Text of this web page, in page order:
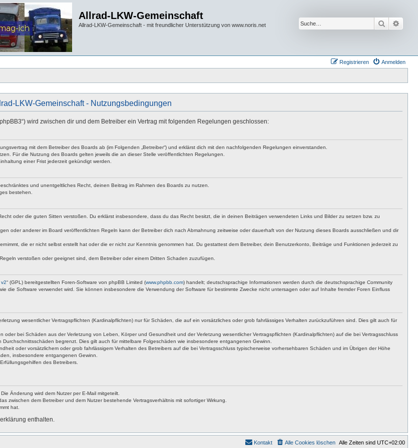
Allrad-LKW-Gemeinschaft
Allrad-LKW-Gemeinschaft - mit freundlicher Unterstützung von www.noris.net Suche
Anmelden
Registrieren
LKW-Gemeinschaft - Nutzungsbedingungen
wird zwischen dir und dem Betreiber ein Vertrag mit folgenden Regelungen geschlossen:
mit dem Betreiber des Boards ab (im Folgenden „Betreiber“) und erklärst dich mit den nachfolgenden Regelungen einverstanden.
Für die Nutzung des Boards gelten jeweils die an dieser Stelle veröffentlichten Regelungen.
einer Frist jederzeit gekündigt werden.
und unentgeltliches Recht, deinen Beitrag im Rahmen des Boards zu nutzen.
bestehen.
oder die guten Sitten verstoßen. Du erklärst insbesondere, dass du das Recht besitzt, die in deinen Beiträgen verwendeten Links und Bilder zu setzen bzw. zu
oder anderer im Board veröffentlichten Regeln kann der Betreiber dich nach Abmahnung zeitweise oder dauerhaft von der Nutzung dieses Boards ausschließen und dir
die er nicht selbst erstellt hat oder die er nicht zur Kenntnis genommen hat. Du gestattest dem Betreiber, dein Benutzerkonto, Beiträge und Funktionen jederzeit zu
verstoßen oder geeignet sind, dem Betreiber oder einem Dritten Schaden zuzufügen.
“ (GPL) bereitgestellten Foren-Software von phpBB Limited (www.phpbb.com) handelt; deutschsprachige Informationen werden durch die deutschsprachige Community
die Software verwendet wird. Sie können insbesondere die Verwendung der Software für bestimmte Zwecke nicht untersagen oder auf Inhalte fremder Foren Einfluss
wesentlicher Vertragspflichten (Kardinalpflichten) nur für Schäden, die auf ein vorsätzliches oder grob fahrlässiges Verhalten zurückzuführen sind. Dies gilt auch für
bei Schäden aus der Verletzung von Leben, Körper und Gesundheit und der Verletzung wesentlicher Vertragspflichten (Kardinalpflichten) auf die bei Vertragsschluss
begrenzt. Dies gilt auch für mittelbare Folgeschäden wie insbesondere entgangenen Gewinn.
oder vorsätzlichem oder grob fahrlässigem Verhalten des Betreibers auf die bei Vertragsschluss typischerweise vorhersehbaren Schäden und im Übrigen der Höhe
insbesondere entgangenen Gewinn.
des Betreibers.
Änderung wird dem Nutzer per E-Mail mitgeteilt.
zwischen dem Betreiber und dem Nutzer bestehende Vertragsverhältnis mit sofortiger Wirkung.
hat.
enthalten.
Alle Zeiten sind UTC+02:00
Alle Cookies löschen
Kontakt